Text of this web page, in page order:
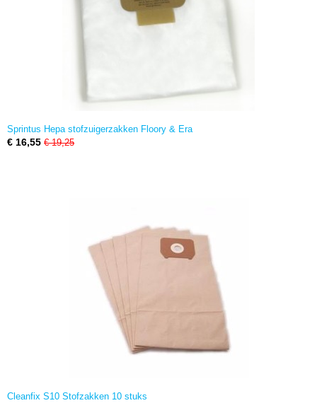
Sprintus Hepa stofzuigerzakken Floory & Era
€ 16,55 € 19,25
Cleanfix S10 Stofzakken 10 stuks